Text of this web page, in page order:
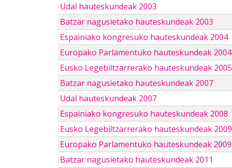
Udal hauteskundeak 2003
Batzar nagusietako hauteskundeak 2003
Espainiako kongresuko hauteskundeak 2004
Europako Parlamentuko hauteskundeak 2004
Eusko Legebiltzarrerako hauteskundeak 2005
Batzar nagusietako hauteskundeak 2007
Udal hauteskundeak 2007
Espainiako kongresuko hauteskundeak 2008
Eusko Legebiltzarrerako hauteskundeak 2009
Europako Parlamentuko hauteskundeak 2009
Batzar nagusietako hauteskundeak 2011